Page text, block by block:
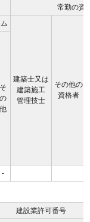
常勤の資
建築士又は
建築施工
管理技士
その他の
資格者
そ
の
他
-
建設業許可番号